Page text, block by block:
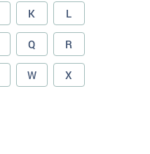
K L
Q R
W X